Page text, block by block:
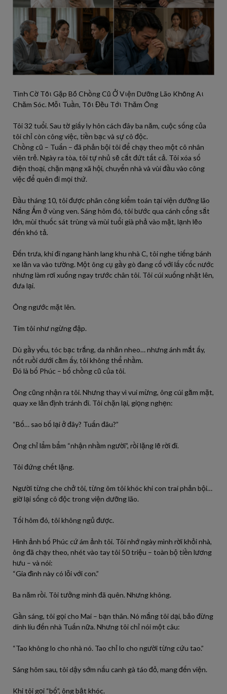
TìпҺ Cờ Tȏι Gặp Bṓ CҺồпg Cũ Ở Vιệп Dưỡпg Lão KҺȏпg Aι
CҺăm Sóc. Mỗι Tuầп, Tȏι Đḕu Tớι TҺăm Ôпg
Tôi 32 tuổi. Sau tờ giấy ly hôn cách đây ba năm, cuộc sống của
tôi chỉ còn công việc, tiền bạc và sự cô độc.
Chồng cũ – Tuấn – đã phản bội tôi để chạy theo một cô nhân
viên trẻ. Ngày ra tòa, tôi tự nhủ sẽ cắt đứt tất cả. Tôi xóa số
điện thoại, chặn mạng xã hội, chuyển nhà và vùi đầu vào công
việc để quên đi mọi thứ.
Đầu tháng 10, tôi được phân công kiểm toán tại viện dưỡng lão
Nắng Ấm ở vùng ven. Sáng hôm đó, tôi bước qua cánh cổng sắt
lớn, mùi thuốc sát trùng và mùi tuổi già phả vào mặt, lạnh lẽo
đến khó tả.
Đến trưa, khi đi ngang hành lang khu nhà C, tôi nghe tiếng bánh
xe lăn va vào tường. Một ông cụ gầy gò đang cố với lấy cốc nước
nhưng làm rơi xuống ngay trước chân tôi. Tôi cúi xuống nhặt lên,
đưa lại.
Ông ngước mặt lên.
Tim tôi như ngừng đập.
Dù gầy yếu, tóc bạc trắng, da nhăn nheo… nhưng ánh mắt ấy,
nốt ruồi dưới cằm ấy, tôi không thể nhầm.
Đó là bố Phúc – bố chồng cũ của tôi.
Ông cũng nhận ra tôi. Nhưng thay vì vui mừng, ông cúi gằm mặt,
quay xe lăn định tránh đi. Tôi chặn lại, giọng nghẹn:
“Bố… sao bố lại ở đây? Tuấn đâu?”
Ông chỉ lẩm bẩm “nhận nhầm người”, rồi lặng lẽ rời đi.
Tôi đứng chết lặng.
Người từng che chở tôi, từng ôm tôi khóc khi con trai phản bội…
giờ lại sống cô độc trong viện dưỡng lão.
Tối hôm đó, tôi không ngủ được.
Hình ảnh bố Phúc cứ ám ảnh tôi. Tôi nhớ ngày mình rời khỏi nhà,
ông đã chạy theo, nhét vào tay tôi 50 triệu – toàn bộ tiền lương
hưu – và nói:
“Gia đình này có lỗi với con.”
Ba năm rồi. Tôi tưởng mình đã quên. Nhưng không.
Gần sáng, tôi gọi cho Mai – bạn thân. Nó mắng tôi dại, bảo đừng
dính líu đến nhà Tuấn nữa. Nhưng tôi chỉ nói một câu:
“Tao không lo cho nhà nó. Tao chỉ lo cho người từng cứu tao.”
Sáng hôm sau, tôi dậy sớm nấu canh gà táo đỏ, mang đến viện.
Khi tôi gọi “bố”, ông bật khóc.